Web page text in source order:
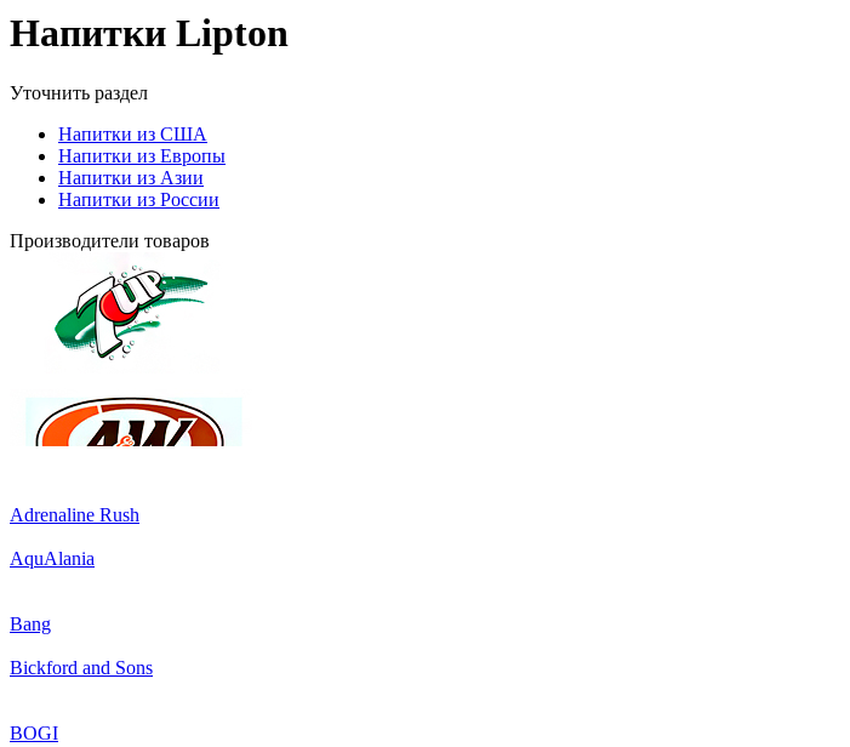
Напитки Lipton
Уточнить раздел
Напитки из США
Напитки из Европы
Напитки из Азии
Напитки из России
Производители товаров
Adrenaline Rush
AquAlania
Bang
Bickford and Sons
BOGI